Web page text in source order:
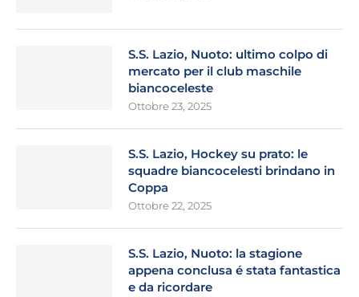
S.S. Lazio, Nuoto: ultimo colpo di
mercato per il club maschile
biancoceleste
Ottobre 23, 2025
S.S. Lazio, Hockey su prato: le
squadre biancocelesti brindano in
Coppa
Ottobre 22, 2025
S.S. Lazio, Nuoto: la stagione
appena conclusa é stata fantastica
e da ricordare